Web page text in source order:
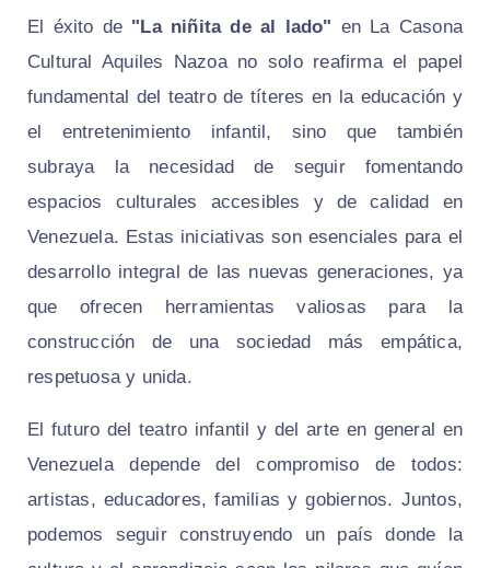
El éxito de "La niñita de al lado" en La Casona
Cultural Aquiles Nazoa no solo reafirma el papel
fundamental del teatro de títeres en la educación y
el entretenimiento infantil, sino que también
subraya la necesidad de seguir fomentando
espacios culturales accesibles y de calidad en
Venezuela. Estas iniciativas son esenciales para el
desarrollo integral de las nuevas generaciones, ya
que ofrecen herramientas valiosas para la
construcción de una sociedad más empática,
respetuosa y unida.
El futuro del teatro infantil y del arte en general en
Venezuela depende del compromiso de todos:
artistas, educadores, familias y gobiernos. Juntos,
podemos seguir construyendo un país donde la